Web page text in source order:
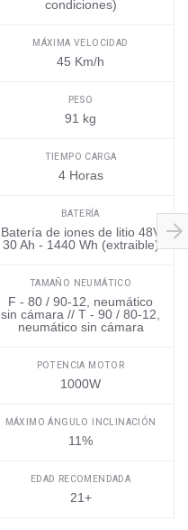
condiciones)
MÁXIMA VELOCIDAD
45 Km/h
PESO
91 kg
TIEMPO CARGA
4 Horas
BATERÍA
Batería de iones de litio 48V
30 Ah - 1440 Wh (extraible)
TAMAÑO NEUMÁTICO
F - 80 / 90-12, neumático
sin cámara // T - 90 / 80-12,
neumático sin cámara
POTENCIA MOTOR
1000W
MÁXIMO ÁNGULO INCLINACIÓN
11%
EDAD RECOMENDADA
21+